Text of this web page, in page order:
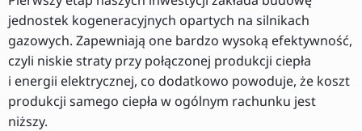
jednostek kogeneracyjnych opartych na silnikach
gazowych. Zapewniają one bardzo wysoką efektywność,
czyli niskie straty przy połączonej produkcji ciepła
i energii elektrycznej, co dodatkowo powoduje, że koszt
produkcji samego ciepła w ogólnym rachunku jest
niższy.